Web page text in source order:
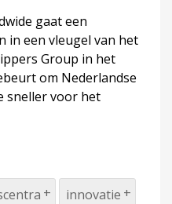
gaat een
in een vleugel van het
Group in het
om Nederlandse
sneller voor het
innovatie